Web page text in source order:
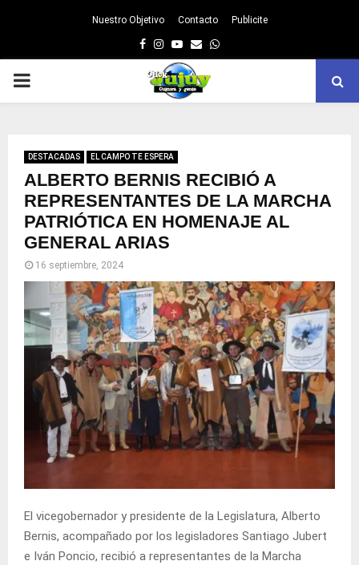
Nuestro Objetivo Contacto Publicite
Facebook
Instagram
Youtube
EmailWhatsapp
PRIMARY
DESTACADAS EL CAMPO TE ESPERA
ALBERTO BERNIS RECIBIÓ A
REPRESENTANTES DE LA MARCHA
PATRIÓTICA EN HOMENAJE AL
GENERAL ARIAS
16 septiembre, 2024
El vicegobernador y presidente de la Legislatura, Alberto
Bernis, acompañado por los legisladores Santiago Jubert
e Iván Poncio, recibió a representantes de la Marcha